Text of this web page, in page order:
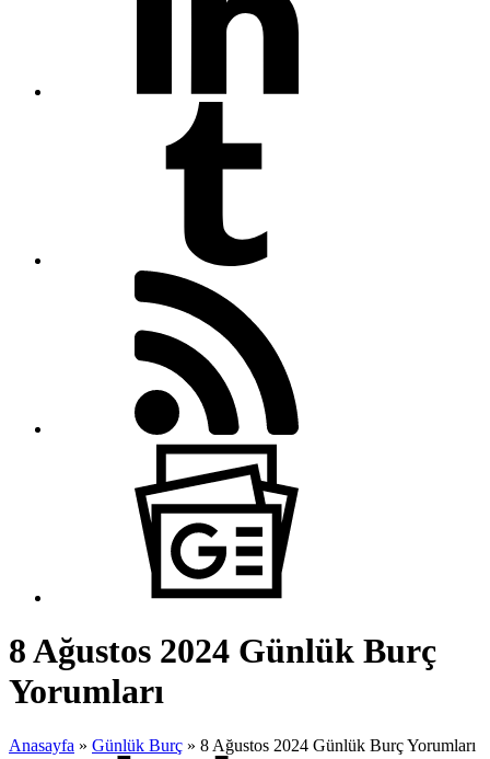
8 Ağustos 2024 Günlük Burç
Yorumları
Anasayfa » Günlük Burç » 8 Ağustos 2024 Günlük Burç Yorumları